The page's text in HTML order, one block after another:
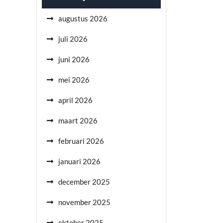
augustus 2026
juli 2026
juni 2026
mei 2026
april 2026
maart 2026
februari 2026
januari 2026
december 2025
november 2025